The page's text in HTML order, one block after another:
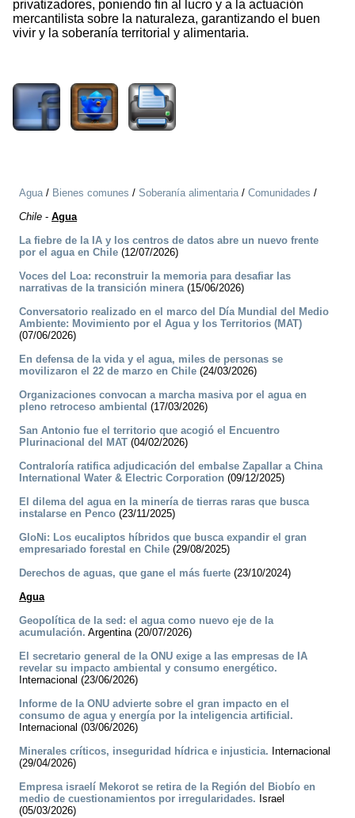
privatizadores, poniendo fin al lucro y a la actuación
mercantilista sobre la naturaleza, garantizando el buen
vivir y la soberanía territorial y alimentaria.
Agua/ Bienes comunes / Soberanía alimentaria/ Comunidades /
Chile - Agua
La fiebre de la IA y los centros de datos abre un nuevo frente
por el agua en Chile (12/07/2026)
Voces del Loa: reconstruir la memoria para desafiar las
narrativas de la transición minera(15/06/2026)
Conversatorio realizado en el marco del Día Mundial del Medio
Ambiente: Movimiento por el Agua y los Territorios (MAT)
(07/06/2026)
En defensa de la vida y el agua, miles de personas se
movilizaron el 22 de marzo en Chile (24/03/2026)
Organizaciones convocan a marcha masiva por el agua en
pleno retroceso ambiental (17/03/2026)
San Antonio fue el territorio que acogió el Encuentro
Plurinacional del MAT (04/02/2026)
Contraloría ratifica adjudicación del embalse Zapallar a China
International Water & Electric Corporation (09/12/2025)
El dilema del agua en la minería de tierras raras que busca
instalarse en Penco (23/11/2025)
GloNi: Los eucaliptos híbridos que busca expandir el gran
empresariado forestal en Chile (29/08/2025)
Derechos de aguas, que gane el más fuerte (23/10/2024)
Agua
Geopolítica de la sed: el agua como nuevo eje de la
acumulación. Argentina (20/07/2026)
El secretario general de la ONU exige a las empresas de IA
revelar su impacto ambiental y consumo energético.
Internacional (23/06/2026)
Informe de la ONU advierte sobre el gran impacto en el
consumo de agua y energía por la inteligencia artificial.
Internacional (03/06/2026)
Minerales críticos, inseguridad hídrica e injusticia. Internacional
(29/04/2026)
Empresa israelí Mekorot se retira de la Región del Biobío en
medio de cuestionamientos por irregularidades. Israel
(05/03/2026)